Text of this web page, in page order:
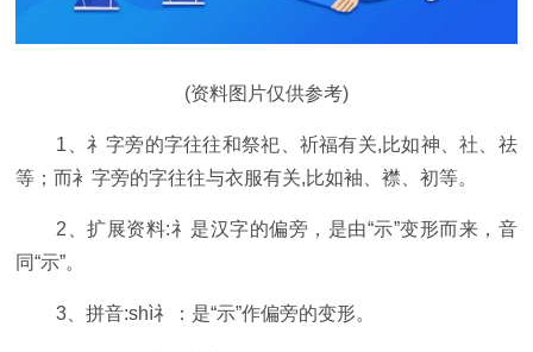
(资料图片仅供参考)
1、礻字旁的字往往和祭祀、祈福有关,比如神、社、祛
等；而衤字旁的字往往与衣服有关,比如袖、襟、初等。
2、扩展资料:礻是汉字的偏旁，是由“示”变形而来，音
同“示”。
3、拼音:shì礻：是“示”作偏旁的变形。